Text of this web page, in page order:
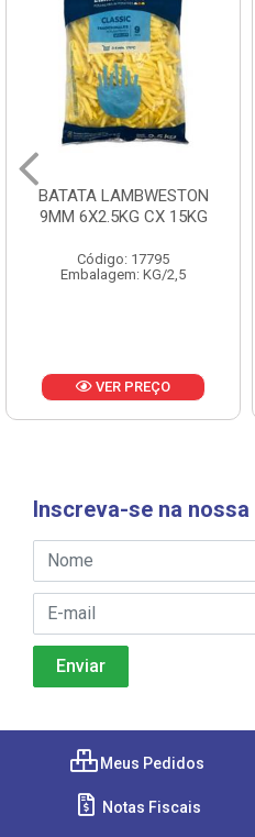
BATATA LAMBWESTON
9MM 6X2.5KG CX 15KG
Código: 17795
Embalagem: KG/2,5
VER PREÇO
Inscreva-se na
Meus Pedidos
Notas Fiscais